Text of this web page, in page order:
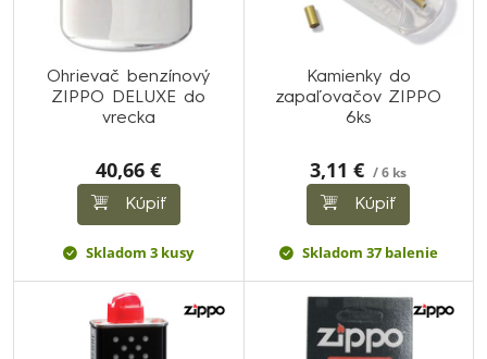
Ohrievač benzínový
ZIPPO DELUXE do
vrecka
40,66 €
Kúpiť
Skladom 3 kusy
Kamienky do
zapaľovačov ZIPPO
6ks
3,11 € / 6 ks
Kúpiť
Skladom 37 balenie